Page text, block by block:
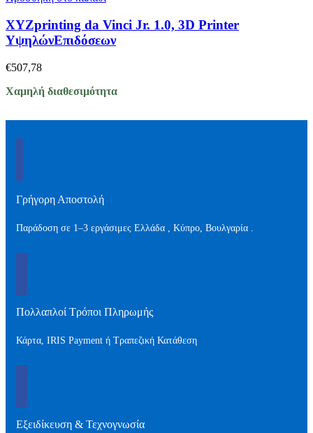
XYZprinting da Vinci Jr. 1.0, 3D Printer
YψηλώνΕπιδόσεων
€507,78
Χαμηλή διαθεσιμότητα
Γρήγορη Αποστολή
Παράδοση σε 1–3 εργάσιμες Ελλάδα , Kύπρο, Βουλγαρία .
Πολλαπλοί Τρόποι Πληρωμής
Κάρτα, IRIS Payment ή Τραπεζική Κατάθεση
Εξειδίκευση & Τεχνογνωσία